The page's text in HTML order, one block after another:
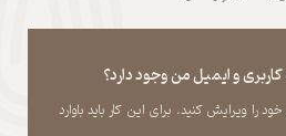
و ایمیل من وجود دارد؟
ویرایش کنید. برای این کار باید باوارد